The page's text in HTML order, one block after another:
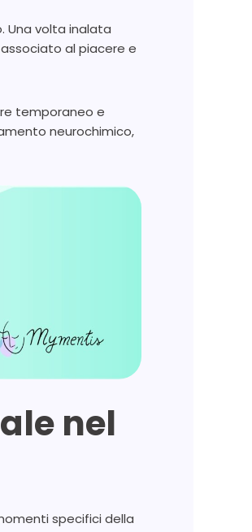
Una volta inalata
al piacere e
temporaneo e
neurochimico,
nel
specifici della